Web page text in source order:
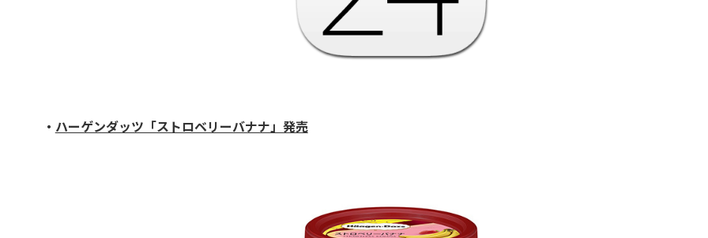
・ ハーゲンダッツ「ストロベリーバナナ」発売